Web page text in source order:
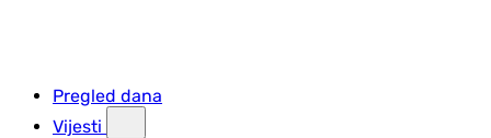
Pregled dana
Vijesti